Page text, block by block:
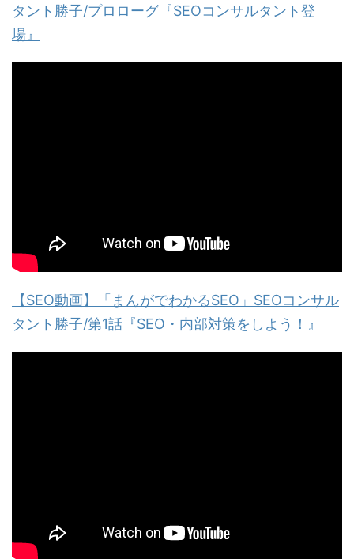
タント勝子/プロローグ『SEOコンサルタント登
場』
【SEO動画】「まんがでわかるSEO」SEOコンサル
タント勝子/第1話『SEO・内部対策をしよう！』